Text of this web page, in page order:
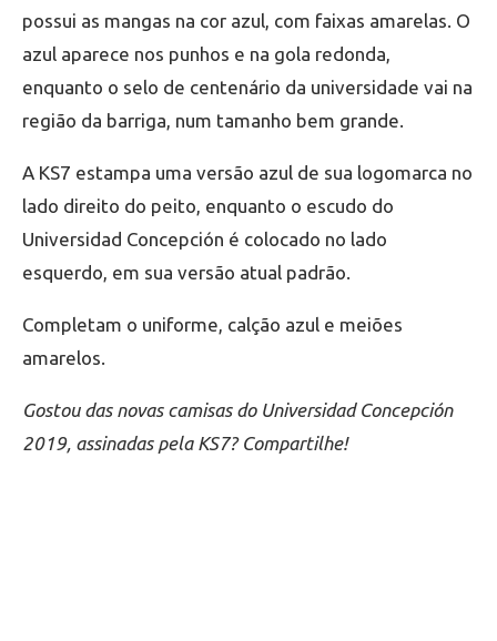
possui as mangas na cor azul, com faixas amarelas. O
azul aparece nos punhos e na gola redonda,
enquanto o selo de centenário da universidade vai na
região da barriga, num tamanho bem grande.
A KS7 estampa uma versão azul de sua logomarca no
lado direito do peito, enquanto o escudo do
Universidad Concepción é colocado no lado
esquerdo, em sua versão atual padrão.
Completam o uniforme, calção azul e meiões
amarelos.
Gostou das novas camisas do Universidad Concepción
2019, assinadas pela KS7? Compartilhe!